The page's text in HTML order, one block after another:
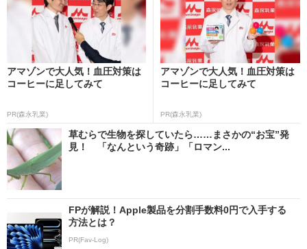
アマゾンで大人気！血圧対策は
コーヒーに足してみて
PR(森永乳業)
アマゾンで大人気！血圧対策は
コーヒーに足してみて
PR(森永乳業)
草むらで生物を探していたら……まさかの“お宝”発
見！ 「なんという奇跡」「ロマン...
FPが解説！Apple製品を分割手数料0円で入手する
方法とは？
PR(Fav-Log)